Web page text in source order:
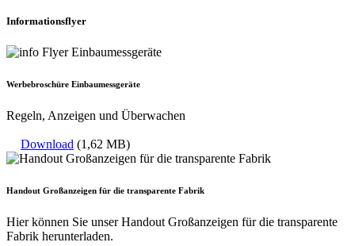
Informationsflyer
Werbebroschüre Einbaumessgeräte
Regeln, Anzeigen und Überwachen
Download (1,62 MB)
Handout Großanzeigen für die transparente Fabrik
Hier können Sie unser Handout Großanzeigen für die transparente
Fabrik herunterladen.